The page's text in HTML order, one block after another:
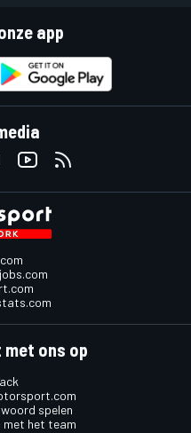
app
ons op
spelen
met het team